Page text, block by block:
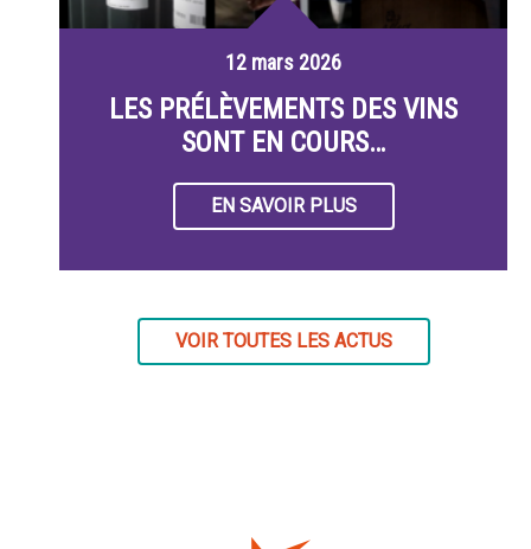
12 mars 2026
LES PRÉLÈVEMENTS DES VINS
SONT EN COURS…
EN SAVOIR PLUS
VOIR TOUTES LES ACTUS